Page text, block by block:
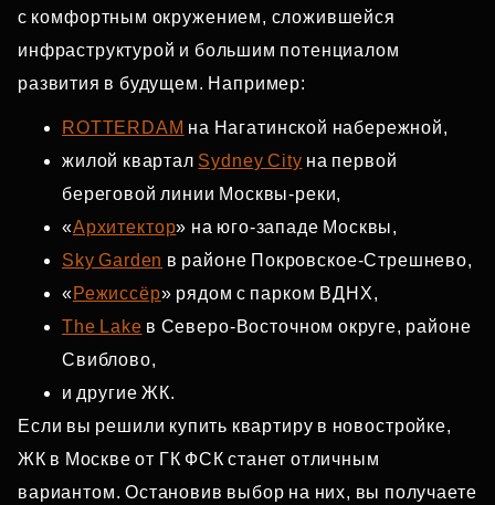
с комфортным окружением, сложившейся
инфраструктурой и большим потенциалом
развития в будущем. Например:
ROTTERDAM на Нагатинской набережной,
жилой квартал Sydney City на первой
береговой линии Москвы‑реки,
«Архитектор» на юго‑западе Москвы,
Sky Garden в районе Покровское‑Стрешнево,
«Режиссёр» рядом с парком ВДНХ,
The Lake в Северо‑Восточном округе, районе
Свиблово,
и другие ЖК.
Если вы решили купить квартиру в новостройке,
ЖК в Москве от ГК ФСК станет отличным
вариантом. Остановив выбор на них, вы получаете